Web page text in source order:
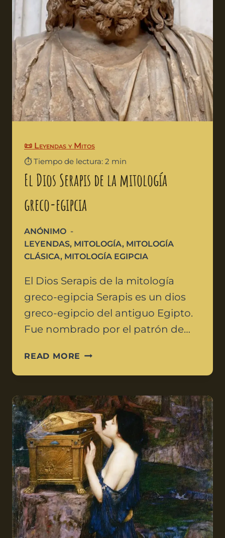
📜 Leyendas y Mitos
⏱️ Tiempo de lectura: 2 min
El Dios Serapis de la mitología
greco-egipcia
ANÓNIMO
LEYENDAS, MITOLOGÍA, MITOLOGÍA
CLÁSICA, MITOLOGÍA EGIPCIA
El Dios Serapis de la mitología
greco-egipcia Serapis es un dios
greco-egipcio del antiguo Egipto.
Fue nombrado por el patrón de…
READ MORE